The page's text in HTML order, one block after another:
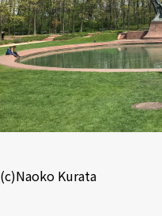
(c)Naoko Kurata